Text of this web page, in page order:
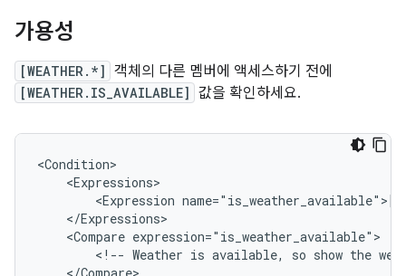
가용성
[WEATHER.*] 객체의 다른 멤버에 액세스하기 전에
[WEATHER.IS_AVAILABLE] 값을 확인하세요.
<Expression
<Compare
<!-- Weather is available, so show the